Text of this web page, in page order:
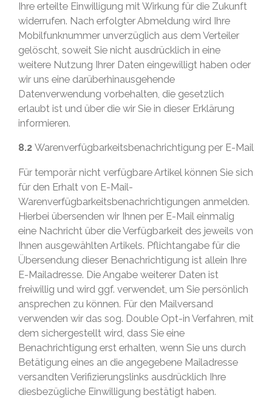
Ihre erteilte Einwilligung mit Wirkung für die Zukunft
widerrufen. Nach erfolgter Abmeldung wird Ihre
Mobilfunknummer unverzüglich aus dem Verteiler
gelöscht, soweit Sie nicht ausdrücklich in eine
weitere Nutzung Ihrer Daten eingewilligt haben oder
wir uns eine darüberhinausgehende
Datenverwendung vorbehalten, die gesetzlich
erlaubt ist und über die wir Sie in dieser Erklärung
informieren.
8.2 Warenverfügbarkeitsbenachrichtigung per E-Mail
Für temporär nicht verfügbare Artikel können Sie sich
für den Erhalt von E-Mail-
Warenverfügbarkeitsbenachrichtigungen anmelden.
Hierbei übersenden wir Ihnen per E-Mail einmalig
eine Nachricht über die Verfügbarkeit des jeweils von
Ihnen ausgewählten Artikels. Pflichtangabe für die
Übersendung dieser Benachrichtigung ist allein Ihre
E-Mailadresse. Die Angabe weiterer Daten ist
freiwillig und wird ggf. verwendet, um Sie persönlich
ansprechen zu können. Für den Mailversand
verwenden wir das sog. Double Opt-in Verfahren, mit
dem sichergestellt wird, dass Sie eine
Benachrichtigung erst erhalten, wenn Sie uns durch
Betätigung eines an die angegebene Mailadresse
versandten Verifizierungslinks ausdrücklich Ihre
diesbezügliche Einwilligung bestätigt haben.